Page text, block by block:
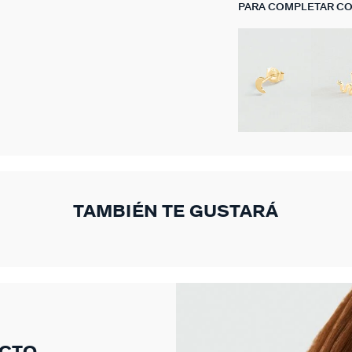
PARA COMPLETAR
TAMBIÉN TE GUSTARÁ